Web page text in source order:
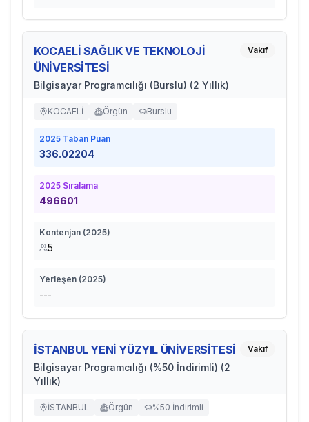
KOCAELİ SAĞLIK VE TEKNOLOJİ
ÜNİVERSİTESİ
Bilgisayar Programcılığı (Burslu) (2 Yıllık)
Vakıf
KOCAELİ Örgün Burslu
2025 Taban Puan
336.02204
2025 Sıralama
496601
Kontenjan (2025)
5
Yerleşen (2025)
---
İSTANBUL YENİ YÜZYIL ÜNİVERSİTESİ
Bilgisayar Programcılığı (%50 İndirimli) (2
Yıllık)
Vakıf
İSTANBUL Örgün %50 İndirimli